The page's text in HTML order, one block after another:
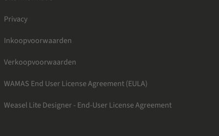
Privacy
Inkoopvoorwaarden
Verkoopvoorwaarden
WAMAS End User License Agreement (EULA)
Weasel Lite Designer - End-User License Agreement